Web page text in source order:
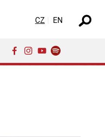
Zvolte jazyk
CZ EN